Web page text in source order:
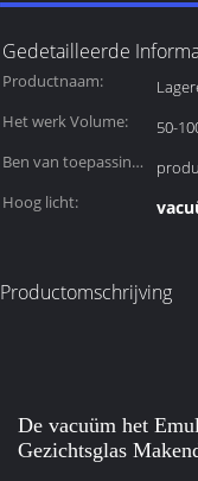
Gedetailleerde
Productnaam:
Het werk Volume:
50-
Ben van toepassing
Hoog licht:
Productomschrijving
De vacuüm het
Gezichtsglas